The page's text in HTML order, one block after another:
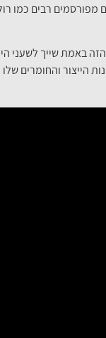
מפורסמים רבים כמו
באמת שייך לשעני
הייצור והחומרים